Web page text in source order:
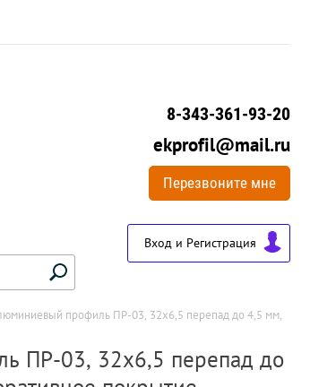
8-343-361-93-20
ekprofil@mail.ru
Перезвоните мне
Вход и Регистрация
профиль ПР-03, 32х6,5 перепад до 4,5 мм,
ПР-03, 32х6,5 перепад до